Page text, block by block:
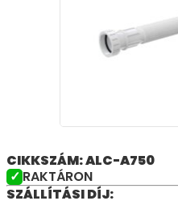
CIKKSZÁM: ALC-A750
RAKTÁRON
SZÁLLÍTÁSI DÍJ: